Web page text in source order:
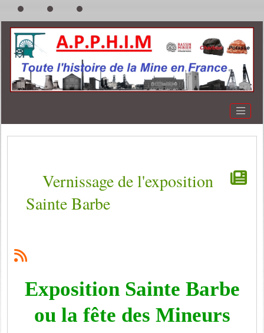
Vernissage de l'exposition
Sainte Barbe
Exposition Sainte Barbe
ou la fête des Mineurs